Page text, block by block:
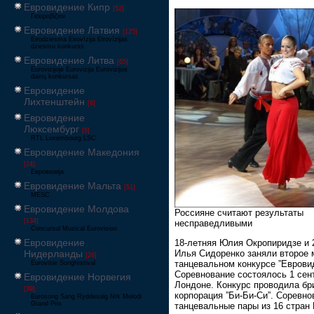
Евровидение Кипр [52]
Γιουροβίζιον
Евровидение Латвия [125]
Eirodziesma Eirovīzija Eirovīzijas
dziesmu konkurss
Евровидение Литва [65]
Eurovizijoje Eurovizija Eurovizijos
dainų konkursas
Евровидение
Лихтенштейн [6]
Евровидение
Люксембург [6]
RTL Luxembourg LSC
Евровидение Македония
[24]
Евровизија
Евровидение Мальта [51]
MESC
Евровидение Молдова
[134]
Concursul Muzical Eurovision
Евровидение
Нидерланды [26]
Eurovisie Songfestival
Евровидение Норвегия
[39]
Eurosong Sang Ryddesalg Nrk Melodi
Grand Prix
Россияне считают результаты
несправедливыми
18-летняя Юлия Окропиридзе и
Илья Сидоренко заняли второе
танцевальном конкурсе
Соревнование состоялось 1
Лондоне. Конкурс проводила
корпорация ”Би-Би-Си”.
танцевальные пары из 16